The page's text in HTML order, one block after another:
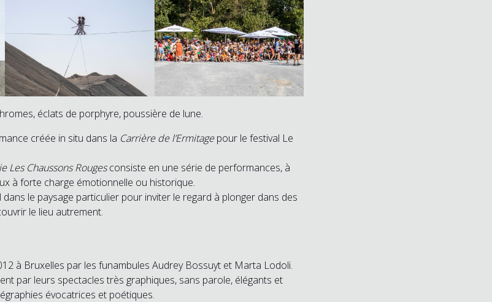
éclats de porphyre, poussière de lune.
créée in situ dans la Carrière de l’Ermitagepour le festival Le
Les Chaussons Rougesconsiste en une série de performances, à
à forte charge émotionnelle ou historique.
le paysage particulier pour inviter le regard à plonger dans des
le lieu autrement.
à Bruxelles par les funambules Audrey Bossuyt et Marta Lodoli.
par leurs spectacles très graphiques, sans parole, élégants et
évocatrices et poétiques.